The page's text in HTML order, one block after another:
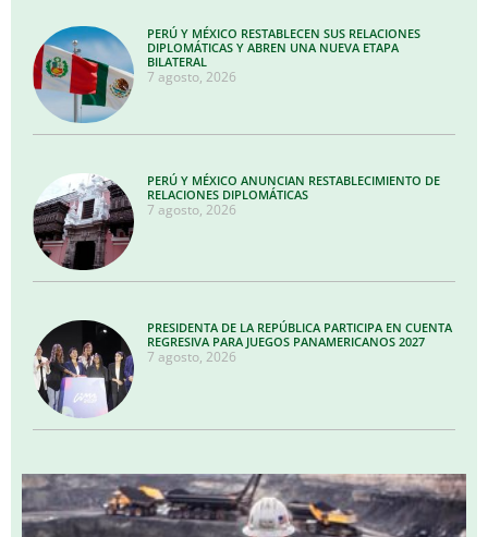
PERÚ Y MÉXICO RESTABLECEN SUS RELACIONES
DIPLOMÁTICAS Y ABREN UNA NUEVA ETAPA
BILATERAL
7 agosto, 2026
PERÚ Y MÉXICO ANUNCIAN RESTABLECIMIENTO DE
RELACIONES DIPLOMÁTICAS
7 agosto, 2026
PRESIDENTA DE LA REPÚBLICA PARTICIPA EN CUENTA
REGRESIVA PARA JUEGOS PANAMERICANOS 2027
7 agosto, 2026